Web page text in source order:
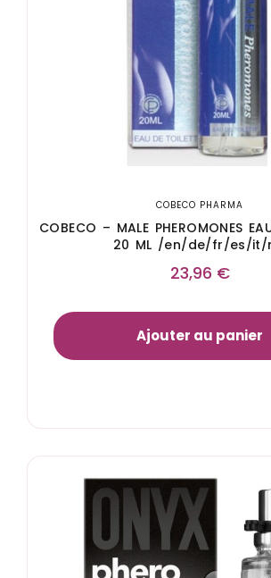
COBECO PHARMA
COBECO – MALE PHEROMONES
20 ML /en/de/fr/es/it/
23,96 €
Ajouter au panier